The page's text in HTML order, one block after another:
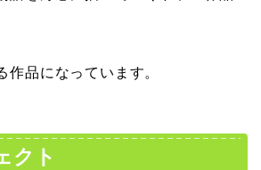
作品になっています。
クト